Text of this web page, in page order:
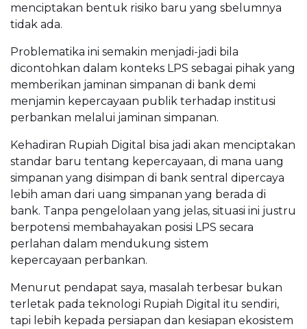
menciptakan bentuk risiko baru yang sbelumnya
tidak ada.
Problematika ini semakin menjadi-jadi bila
dicontohkan dalam konteks LPS sebagai pihak yang
memberikan jaminan simpanan di bank demi
menjamin kepercayaan publik terhadap institusi
perbankan melalui jaminan simpanan.
Kehadiran Rupiah Digital bisa jadi akan menciptakan
standar baru tentang kepercayaan, di mana uang
simpanan yang disimpan di bank sentral dipercaya
lebih aman dari uang simpanan yang berada di
bank. Tanpa pengelolaan yang jelas, situasi ini justru
berpotensi membahayakan posisi LPS secara
perlahan dalam mendukung sistem
kepercayaan perbankan.
Menurut pendapat saya, masalah terbesar bukan
terletak pada teknologi Rupiah Digital itu sendiri,
tapi lebih kepada persiapan dan kesiapan ekosistem